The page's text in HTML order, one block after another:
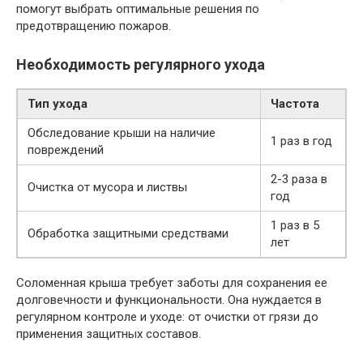
помогут выбрать оптимальные решения по
предотвращению пожаров.
Необходимость регулярного ухода
Тип ухода
Частота
Обследование крыши на наличие
повреждений
1 раз в год
Очистка от мусора и листвы
2-3 раза в
год
Обработка защитными средствами
1 раз в 5
лет
Соломенная крыша требует заботы для сохранения ее
долговечности и функциональности. Она нуждается в
регулярном контроле и уходе: от очистки от грязи до
применения защитных составов.